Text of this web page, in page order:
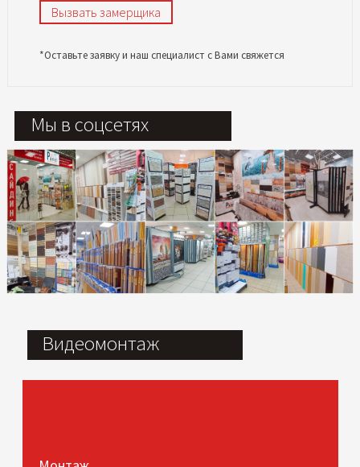
Вызвать замерщика
*Оставьте заявку и наш специалист с Вами свяжется
Мы в соцсетях
Видеомонтаж